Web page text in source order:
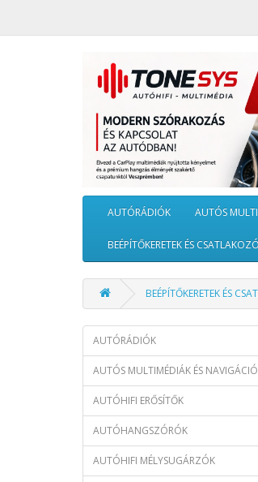
AUTÓRÁDIÓK AUTÓS
BEÉPÍTŐKERETEK ÉS
BEÉPÍTŐKERETEK ÉS
AUTÓRÁDIÓK
AUTÓS MULTIMÉDIÁK ÉS
AUTÓHIFI ERŐSÍTŐK
AUTÓHANGSZÓRÓK
AUTÓHIFI MÉLYSUGÁRZÓK